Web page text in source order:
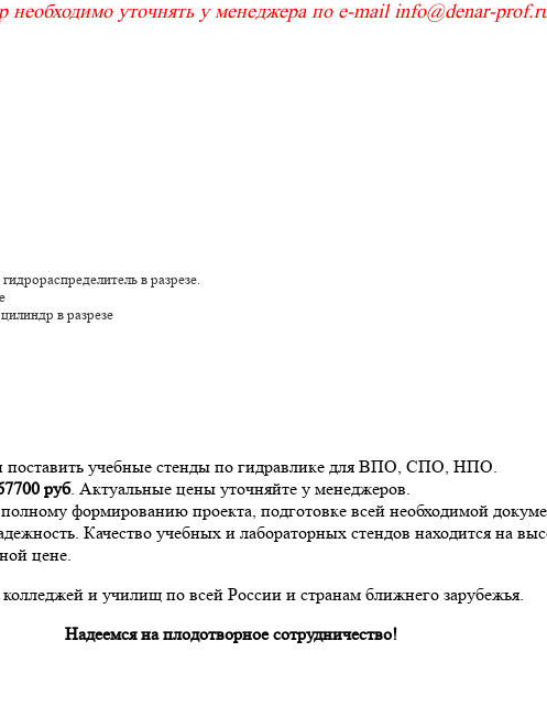
необходимо уточнять у менеджера по e-mail info@denar-
в разрезе.
насос в разрезе
в разрезе
поставить учебные стенды по гидравлике для ВПО, СПО, НПО.
руб. Актуальные цены уточняйте у менеджеров.
формированию проекта, подготовке всей необходимой
Качество учебных и лабораторных стендов находится на
цене.
и училищ по всей России и странам ближнего зарубежья.
Надеемся на плодотворное сотрудничество!